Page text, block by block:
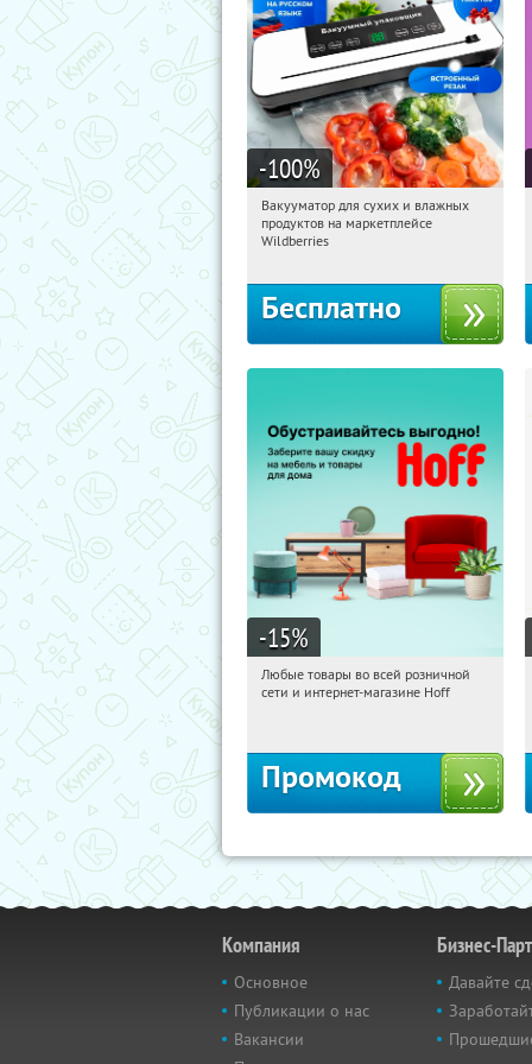
-100%
16:55:09 Получили:188
Россия
Вакууматор для сухих и влажных
продуктов на маркетплейсе
Wildberries
Бесплатно
-15%
16:55:09 Получили:
Любые товары во всей розничной
сети и интернет-магазине Hoff
Промокод
Компания
Основное
Публикации о нас
Вакансии
Бизнес-
Давайте